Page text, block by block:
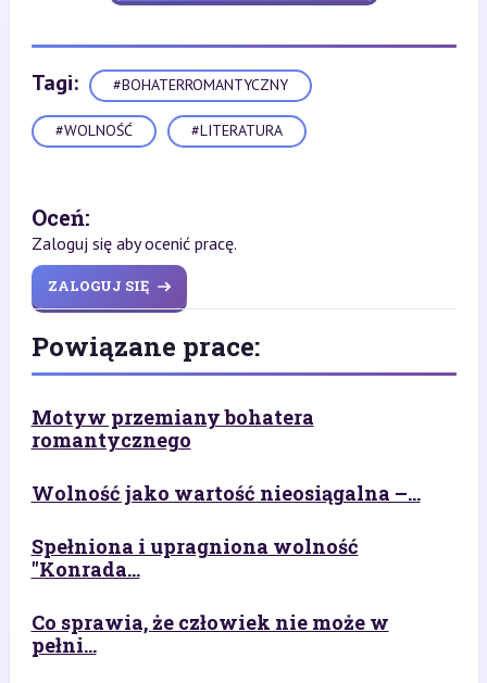
Tagi: #BOHATERROMANTYCZNY
#WOLNOŚĆ #LITERATURA
Oceń:
Zaloguj się aby ocenić pracę.
ZALOGUJ SIĘ
Powiązane prace:
Motyw przemiany bohatera
romantycznego
Wolność jako wartość nieosiągalna –...
Spełniona i upragniona wolność
"Konrada...
Co sprawia, że człowiek nie może w
pełni...